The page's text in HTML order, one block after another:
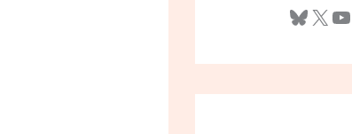
Bluesky X Youtube